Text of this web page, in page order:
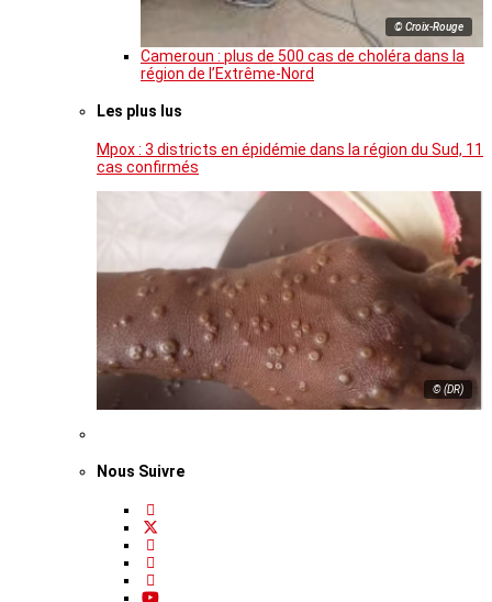
© Croix-Rouge
Cameroun : plus de 500 cas de choléra dans la
région de l’Extrême-Nord
Les plus lus
Mpox : 3 districts en épidémie dans la région du Sud, 11
cas confirmés
© (DR)
Nous Suivre